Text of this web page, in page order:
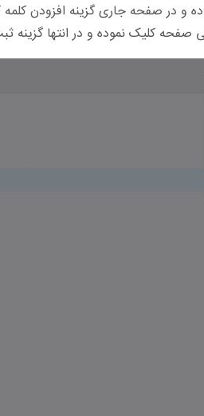
در صفحه جاری گزینه افزودن کلمه
کلیک نموده و در انتها گزینه